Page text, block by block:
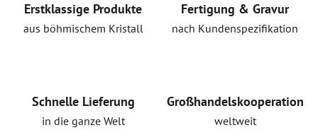
Erstklassige Produkte
aus böhmischem Kristall
Fertigung & Gravur
nach Kundenspezifikation
Schnelle Lieferung
in die ganze Welt
Großhandelskooperation
weltweit